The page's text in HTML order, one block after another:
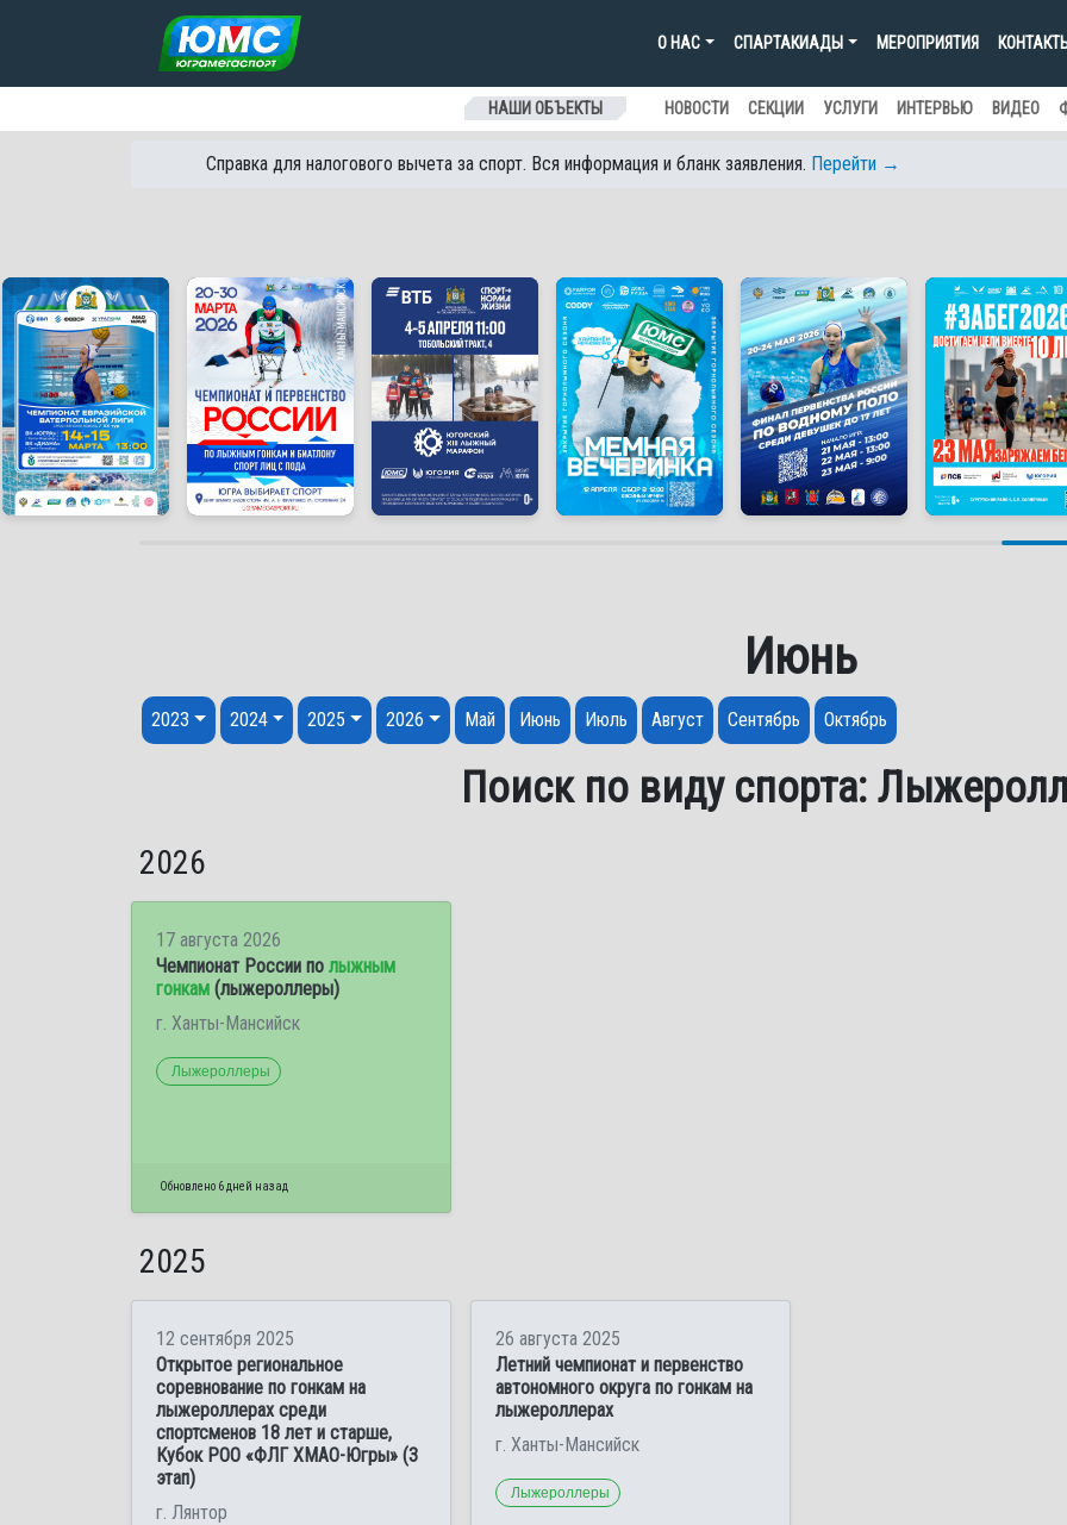
Перейти к содержанию
О НАС СПАРТАКИАДЫ МЕРОПРИЯТИЯ
НАШИ ОБЪЕКТЫ НОВОСТИ СЕКЦИИ УСЛУГИ ИНТЕРВЬЮ ВИДЕО
Справка для налогового вычета за спорт. Вся информация и бланк заявления. Перейти →
Июнь
Перейти к содержанию
2023 2024 2025 2026 Май Июнь Июль Август Сентябрь Октябрь
Поиск по виду спорта:
2026
17 августа 2026
Чемпионат России по лыжным
гонкам (лыжероллеры)
г. Ханты-Мансийск
Лыжероллеры
Обновлено 6 дней назад
2025
12 сентября 2025
Открытое региональное
соревнование по гонкам на
лыжероллерах среди
спортсменов 18 лет и старше,
Кубок РОО «ФЛГ ХМАО-Югры» (3
этап)
г. Лянтор
26 августа 2025
Летний чемпионат и первенство
автономного округа по гонкам на
лыжероллерах
г. Ханты-Мансийск
Лыжероллеры